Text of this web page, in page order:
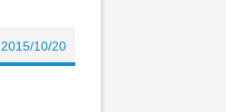
2015/10/20